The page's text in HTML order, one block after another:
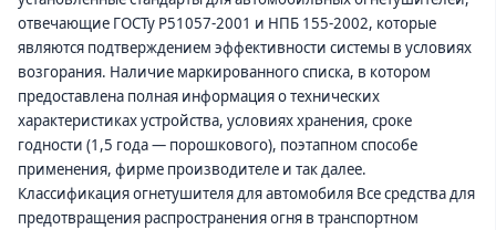
отвечающие ГОСТу Р51057-2001 и НПБ 155-2002, которые
являются подтверждением эффективности системы в условиях
возгорания. Наличие маркированного списка, в котором
предоставлена полная информация о технических
характеристиках устройства, условиях хранения, сроке
годности (1,5 года — порошкового), поэтапном способе
применения, фирме производителе и так далее.
Классификация огнетушителя для автомобиля Все средства для
предотвращения распространения огня в транспортном